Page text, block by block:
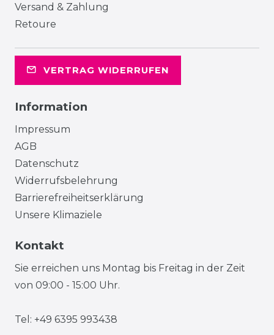
Versand & Zahlung
Retoure
VERTRAG WIDERRUFEN
Information
Impressum
AGB
Datenschutz
Widerrufsbelehrung
Barrierefreiheitserklärung
Unsere Klimaziele
Kontakt
Sie erreichen uns Montag bis Freitag in der Zeit
von 09:00 - 15:00 Uhr.
Tel: +49 6395 993438